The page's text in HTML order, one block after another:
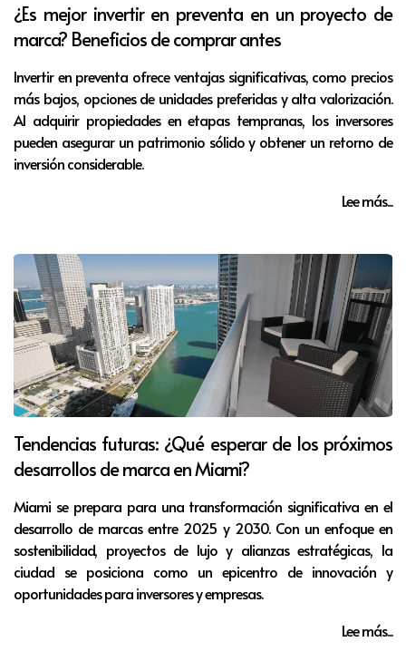
¿Es mejor invertir en preventa en un proyecto de
marca? Beneficios de comprar antes
Invertir en preventa ofrece ventajas significativas, como precios
más bajos, opciones de unidades preferidas y alta valorización.
Al adquirir propiedades en etapas tempranas, los inversores
pueden asegurar un patrimonio sólido y obtener un retorno de
inversión considerable.
Lee más...
Tendencias futuras: ¿Qué esperar de los próximos
desarrollos de marca en Miami?
Miami se prepara para una transformación significativa en el
desarrollo de marcas entre 2025 y 2030. Con un enfoque en
sostenibilidad, proyectos de lujo y alianzas estratégicas, la
ciudad se posiciona como un epicentro de innovación y
oportunidades para inversores y empresas.
Lee más...